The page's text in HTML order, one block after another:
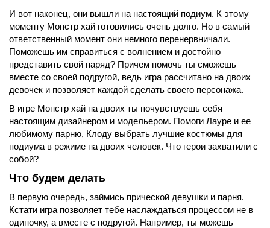
И вот наконец, они вышли на настоящий подиум. К этому
моменту Монстр хай готовились очень долго. Но в самый
ответственный момент они немного перенервничали.
Поможешь им справиться с волнением и достойно
представить свой наряд? Причем помочь ты сможешь
вместе со своей подругой, ведь игра рассчитано на двоих
девочек и позволяет каждой сделать своего персонажа.
В игре Монстр хай на двоих ты почувствуешь себя
настоящим дизайнером и модельером. Помоги Лауре и ее
любимому парню, Клоду выбрать лучшие костюмы для
подиума в режиме на двоих человек. Что герои захватили с
собой?
Что будем делать
В первую очередь, займись прической девушки и парня.
Кстати игра позволяет тебе наслаждаться процессом не в
одиночку, а вместе с подругой. Например, ты можешь